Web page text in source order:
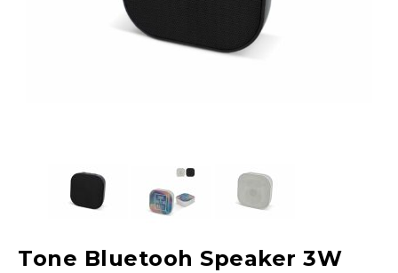
Tone Bluetooh Speaker 3W